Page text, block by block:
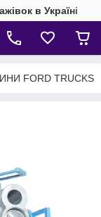
в Україні
FORD TRUCKS